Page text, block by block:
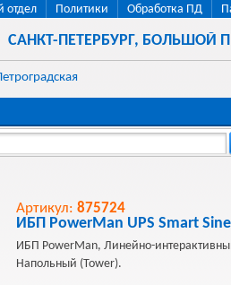
отдел Политики Обработка ПД
САНКТ-ПЕТЕРБУРГ, БОЛЬШОЙ
Артикул: 875724
ИБП PowerMan UPS Smart Sine
ИБП PowerMan, Линейно-
Напольный (Tower).